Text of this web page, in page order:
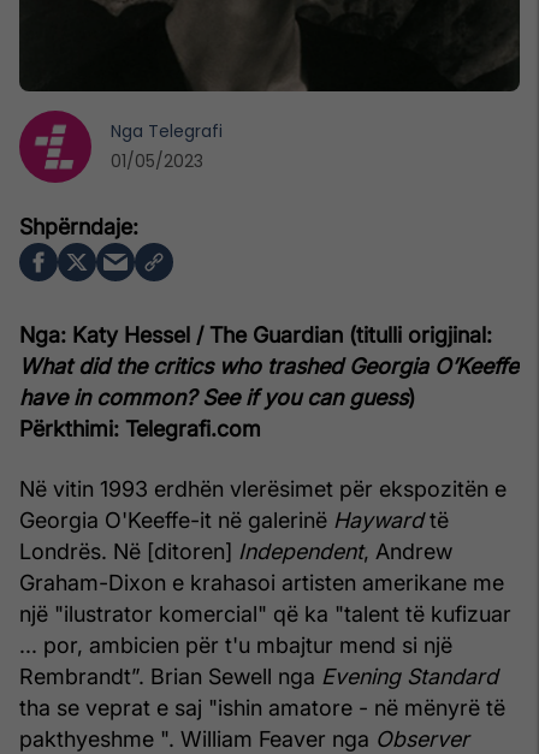
Nga: Katy Hessel / The Guardian (titulli origjinal:
What did the critics who trashed Georgia O’Keeffe
have in common? See if you can guess)
Përkthimi: Telegrafi.com
Në vitin 1993 erdhën vlerësimet për ekspozitën e
Georgia O'Keeffe-it në galerinë Haywardtë
Londrës. Në [ditoren] Independent, Andrew
Graham-Dixon e krahasoi artisten amerikane me
një "ilustrator komercial" që ka "talent të kufizuar
... por, ambicien për t'u mbajtur mend si një
Rembrandt”. Brian Sewell nga Evening Standard
tha se veprat e saj "ishin amatore - në mënyrë të
pakthyeshme ". William Feaver nga Observer
Nga Telegrafi
01/05/2023